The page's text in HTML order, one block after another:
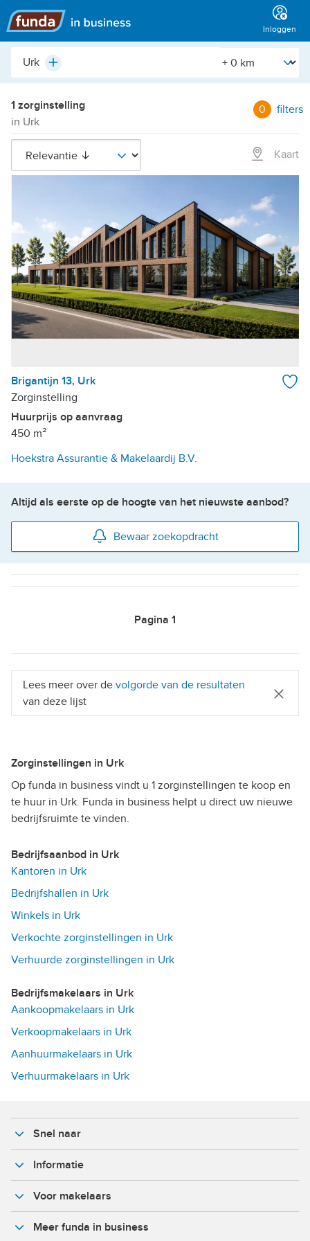
Hoofdmenu
Inloggen
Plaats,
etc.
Plus [Straal]
1 zorginstelling
in Urk
0 filters
Kaart
Brigantijn 13, Urk
Zorginstelling
Huurprijs op aanvraag
450 m²
Hoekstra Assurantie & Makelaardij B.V.
Altijd als eerste op de hoogte van het nieuwste aanbod?
Bewaar zoekopdracht
Pagina 1
Lees meer over de volgorde van de resultaten
van deze lijst
Zorginstellingen in Urk
Op funda in business vindt u 1 zorginstellingen te koop en
te huur in Urk. Funda in business helpt u direct uw nieuwe
bedrijfsruimte te vinden.
Bedrijfsaanbod in Urk
Kantoren in Urk
Bedrijfshallen in Urk
Winkels in Urk
Verkochte zorginstellingen in Urk
Verhuurde zorginstellingen in Urk
Bedrijfsmakelaars in Urk
Aankoopmakelaars in Urk
Verkoopmakelaars in Urk
Aanhuurmakelaars in Urk
Verhuurmakelaars in Urk
Snel naar
Informatie
Voor makelaars
Meer funda in business